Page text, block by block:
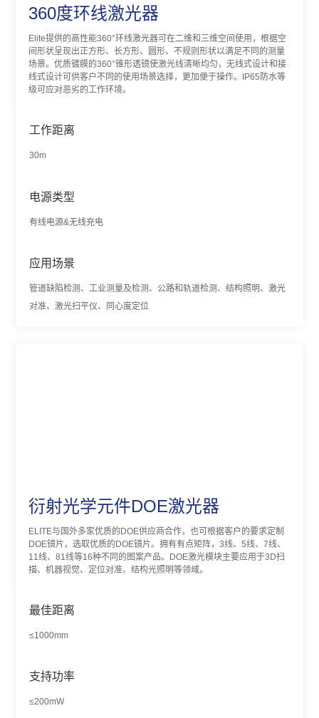
360度环线激光器
Elite提供的高性能360°环线激光器可在二维和三维空间使用，根据空
间形状呈现出正方形、长方形、圆形、不规则形状以满足不同的测量
场景。优质镀膜的360°锥形透镜使激光线清晰均匀，无线式设计和接
线式设计可供客户不同的使用场景选择，更加便于操作。IP65防水等
级可应对恶劣的工作环境。
工作距离
30m
电源类型
有线电源&无线充电
应用场景
管道缺陷检测、工业测量及检测、公路和轨道检测、结构照明、激光
对准、激光扫平仪、同心度定位
衍射光学元件DOE激光器
ELITE与国外多家优质的DOE供应商合作，也可根据客户的要求定制
DOE镜片，选取优质的DOE镜片。拥有有点矩阵，3线、5线、7线、
11线、81线等16种不同的图案产品。DOE激光模块主要应用于3D扫
描、机器视觉、定位对准、结构光照明等领域。
最佳距离
≤1000mm
支持功率
≤200mW